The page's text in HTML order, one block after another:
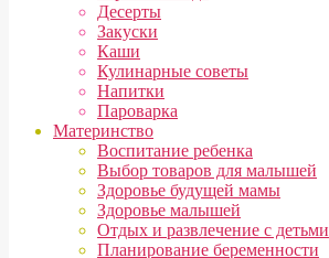
Десерты
Закуски
Каши
Кулинарные советы
Напитки
Пароварка
Материнство
Воспитание ребенка
Выбор товаров для малышей
Здоровье будущей мамы
Здоровье малышей
Отдых и развлечение с детьми
Планирование беременности